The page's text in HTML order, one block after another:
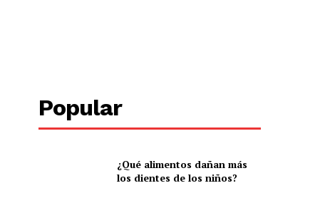
Popular
¿Qué alimentos dañan más
los dientes de los niños?